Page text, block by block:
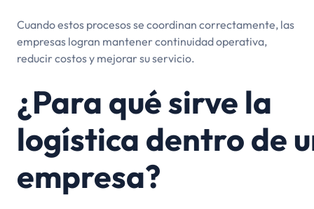
Cuando estos procesos se coordinan correctamente, las
empresas logran mantener continuidad operativa,
reducir costos y mejorar su servicio.
¿Para qué sirve la
logística dentro de
empresa?